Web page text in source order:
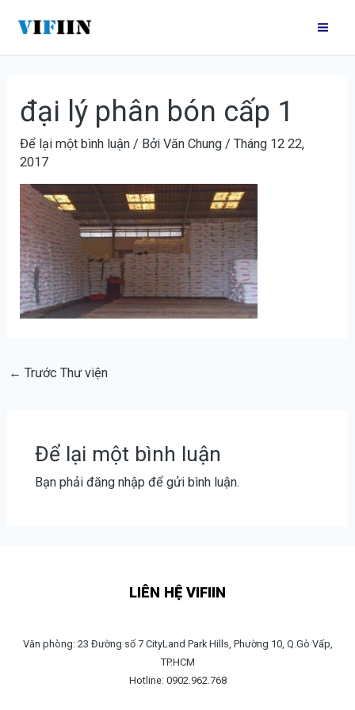
nội
đại lý phân bón cấp 1
Để lại một bình luận / BởiVăn Chung /Tháng 12 22,
2017
hướng
bài
← Trước Thư viện
Để lại một bình luận
Bạn phải đăng nhậpđể gửi bình luận.
LIÊN HỆ VIFIIN
Văn phòng: 23 Đường số 7 CityLand Park Hills, Phường 10, Q.Gò Vấp,
TP.HCM
Hotline: 0902.962.768